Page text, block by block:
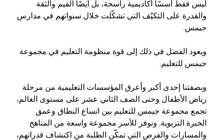
ليس فقط أسسًا أكاديمية راسخة، بل أيضًا القيم والثقة
والقدرة على التكيّف التي تشكّلت خلال سنواتهم في مدارس
جيمس.
ويعود الفضل في ذلك إلى قوة منظومة التعليم في مجموعة
جيمس للتعليم.
وبصفتنا إحدى أكبر وأعرق المؤسسات التعليمية من مرحلة
رياض الأطفال وحتى الصف الثاني عشر على مستوى العالم،
تجمع مجموعة جيمس للتعليم بين اتساع النطاق وعمق
الخبرة التربوية. ونوفر للأسر مجموعة واسعة من المناهج
والمسارات والفرص التي تمكّن الطلبة من اكتشاف قدراتهم،